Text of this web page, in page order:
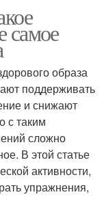
самое
образа
поддерживать
и снижают
с таким
сложно
В этой статье
активности,
упражнения,